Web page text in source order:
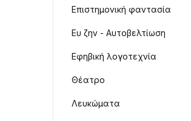
Επιστημονική φαντασία
Ευ ζην - Αυτοβελτίωση
Εφηβική λογοτεχνία
Θέατρο
Λευκώματα